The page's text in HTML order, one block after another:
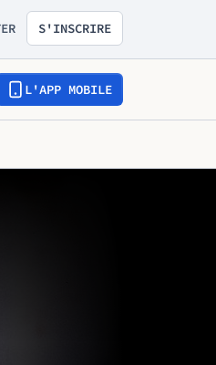
S'INSCRIRE
L'APP MOBILE